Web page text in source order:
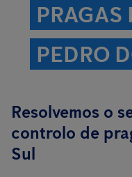
PRAGAS
PEDRO
Resolvemos o
controlo de
Sul